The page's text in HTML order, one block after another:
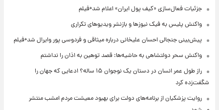
جزئیات فعال‌سازی «کیف پول ایران» اعلام شد+فیلم
واکنش پلیس به فیک نیوزها و بازنشر ویدیوهای تکراری
پیش‌بینی جنجالی احسان علیخانی درباره میثاقی و فردوسی پور وایرال شد+فیلم
واکنش سحر دولتشاهی به حاشیه‌ها: قصد توهین به اذان را نداشتم
راز طول عمر انسان در دستان یک نوجوان ۱۵ ساله؟ ادعایی که جهان را
شگفت‌زده کرد
روایت پزشکیان از برنامه‌های دولت برای بهبود معیشت مردم امشب منتشر